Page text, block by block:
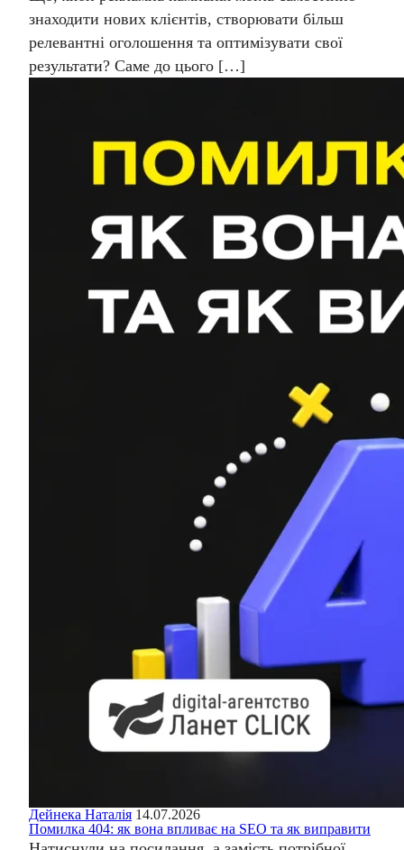
знаходити нових клієнтів, створювати більш
релевантні оголошення та оптимізувати свої
результати? Саме до цього […]
Дейнека Наталія 14.07.2026
Помилка 404: як вона впливає на SEO та як виправити